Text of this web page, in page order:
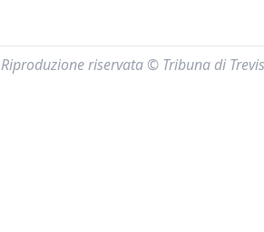
Riproduzione riservata © Tribuna di